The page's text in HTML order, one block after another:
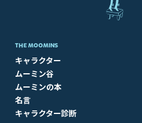
THE MOOMINS
キャラクター
ムーミン谷
ムーミンの本
名言
キャラクター診断